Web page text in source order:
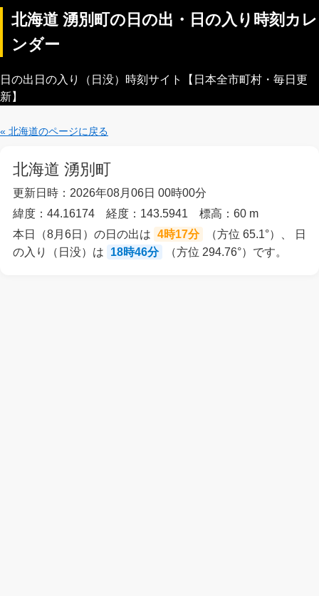
北海道 湧別町の日の出・日の入り時刻カレ
ンダー
日の出日の入り（日没）時刻サイト【日本全市町村・毎日更
新】
« 北海道のページに戻る
北海道 湧別町
更新日時：2026年08月06日 00時00分
緯度：44.16174 経度：143.5941 標高：60 m
本日（8月6日）の日の出は 4時17分
（方位 65.1°）、 日
の入り（日没）は
18時46分 （方位 294.76°）です。